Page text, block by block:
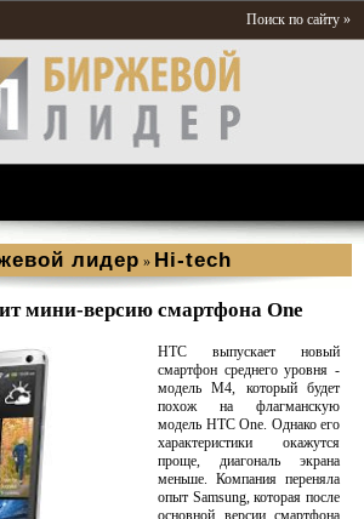
Поиск по сайту »
лидер » Hi-tech
мини-версию смартфона One
HTC выпускает новый
смартфон среднего уровня -
модель M4, который будет
похож на флагманскую
модель HTC One. Однако его
характеристики окажутся
проще, диагональ экрана
меньше. Компания переняла
опыт Samsung, которая после
основной версии смартфона